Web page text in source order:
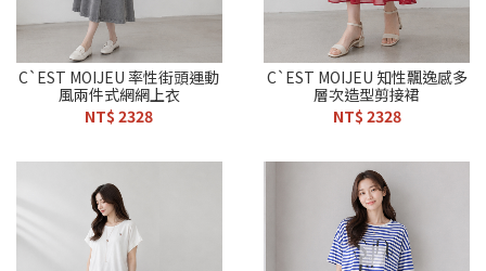
C`EST MOIJEU 率性街頭運動
風兩件式網網上衣
NT$ 2328
C`EST MOIJEU 知性飄逸感多
層次造型剪接裙
NT$ 2328